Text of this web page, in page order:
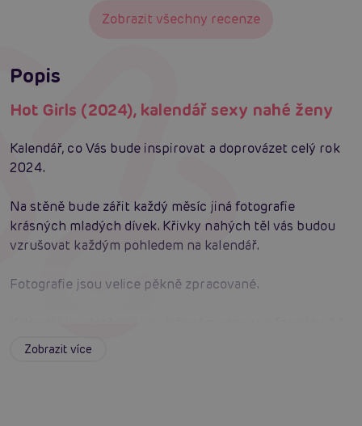
Zobrazit všechny recenze
Popis
Hot Girls (2024), kalendář sexy nahé ženy
Kalendář, co Vás bude inspirovat a doprovázet celý rok
2024.
Na stěně bude zářit každý měsíc jiná fotografie
krásných mladých dívek. Křivky nahých těl vás budou
vzrušovat každým pohledem na kalendář.
Fotografie jsou velice pěkně zpracované.
po pověšení je formát A3.
Zobrazit více